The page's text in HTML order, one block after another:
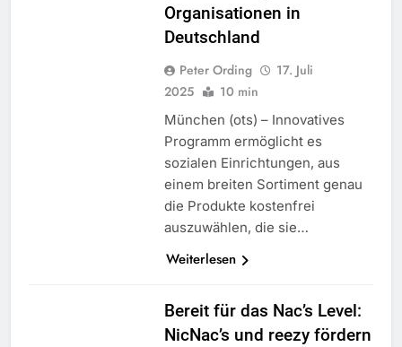
Organisationen in
Deutschland
Peter Ording
17. Juli
2025
10 min
München (ots) – Innovatives
Programm ermöglicht es
sozialen Einrichtungen, aus
einem breiten Sortiment genau
die Produkte kostenfrei
auszuwählen, die sie…
Weiterlesen
Bereit für das Nac’s Level:
NicNac’s und reezy fördern